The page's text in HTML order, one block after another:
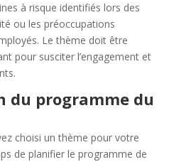
à risque identifiés lors des
ou les préoccupations
Le thème doit être
pour susciter l’engagement et
du programme du
choisi un thème pour votre
de planifier le programme de